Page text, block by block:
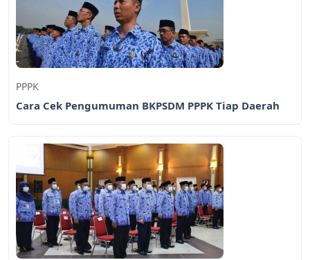
PPPK
Cara Cek Pengumuman BKPSDM PPPK Tiap Daerah